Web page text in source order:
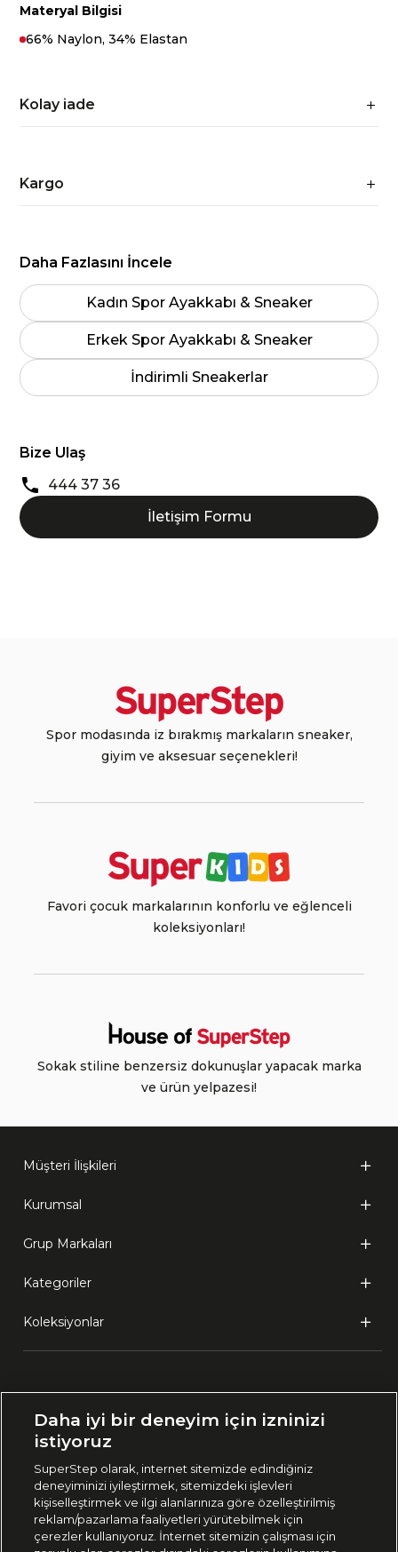
Materyal Bilgisi
66% Naylon, 34% Elastan
Kolay iade
Kargo
Daha Fazlasını İncele
Kadın Spor Ayakkabı & Sneaker
Erkek Spor Ayakkabı & Sneaker
İndirimli Sneakerlar
Bize Ulaş
444 37 36
İletişim Formu
Spor modasında iz bırakmış markaların sneaker,
giyim ve aksesuar seçenekleri!
Favori çocuk markalarının konforlu ve eğlenceli
koleksiyonları!
Sokak stiline benzersiz dokunuşlar yapacak marka
ve ürün yelpazesi!
Müşteri İlişkileri
Kurumsal
Grup Markaları
Kategoriler
Koleksiyonlar
🇹🇷 Türkiye
444 37 36
Daha iyi bir deneyim için izninizi
istiyoruz
SuperStep olarak, internet sitemizde edindiğiniz
deneyiminizi iyileştirmek, sitemizdeki işlevleri
kişiselleştirmek ve ilgi alanlarınıza göre özelleştirilmiş
reklam/pazarlama faaliyetleri yürütebilmek için
çerezler kullanıyoruz. İnternet sitemizin çalışması için